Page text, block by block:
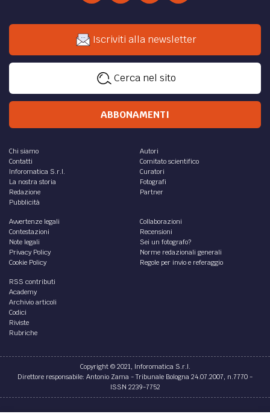
Iscriviti alla newsletter
Cerca nel sito
ABBONAMENTI
Chi siamo
Contatti
Inforomatica S.r.l.
La nostra storia
Redazione
Pubblicità
Autori
Comitato scientifico
Curatori
Fotografi
Partner
Avvertenze legali
Contestazioni
Note legali
Privacy Policy
Cookie Policy
Collaborazioni
Recensioni
Sei un fotografo?
Norme redazionali generali
Regole per invio e referaggio
RSS contributi
Academy
Archivio articoli
Codici
Riviste
Rubriche
Copyright © 2021, Inforomatica S.r.l.
Direttore responsabile: Antonio Zama - Tribunale Bologna 24.07.2007, n.7770 -
ISSN 2239-7752